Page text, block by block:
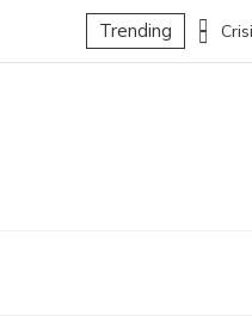
Trending Decisiones clave que redefinieron sectores industriales en el siglo XX